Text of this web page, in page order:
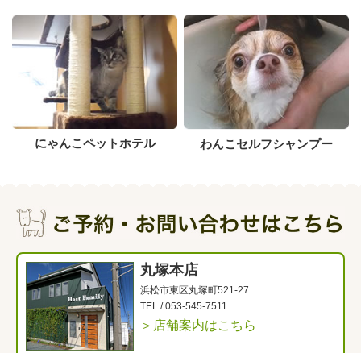
にゃんこペットホテル わんこセルフシャンプー
丸塚本店
浜松市東区丸塚町521-27
TEL /053-545-7511
＞店舗案内はこちら